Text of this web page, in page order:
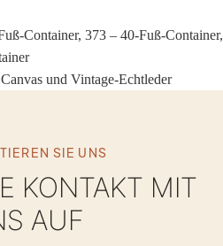
Container, 373 – 40-Fuß-Container,
und Vintage-Echtleder
SIE UNS
KONTAKT MIT
AUF